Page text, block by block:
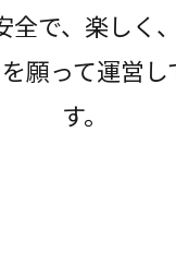
全で、楽しく
願って運営し
す。